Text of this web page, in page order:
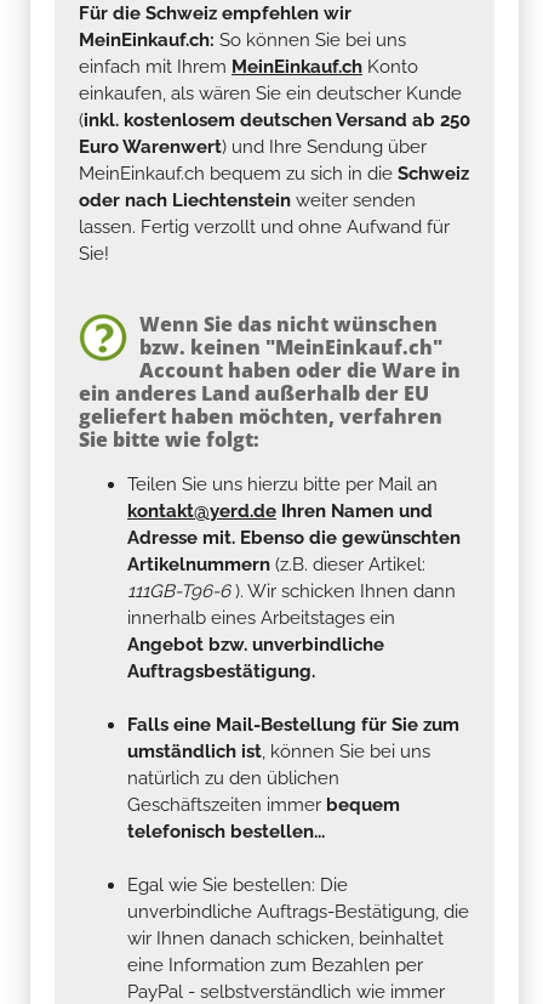
Für die Schweiz empfehlen wir
MeinEinkauf.ch: So können Sie bei uns
einfach mit Ihrem MeinEinkauf.ch Konto
einkaufen, als wären Sie ein deutscher Kunde
(inkl. kostenlosem deutschen Versand ab 250
Euro Warenwert) und Ihre Sendung über
MeinEinkauf.ch bequem zu sich in die Schweiz
oder nach Liechtenstein weiter senden
lassen. Fertig verzollt und ohne Aufwand für
Sie!
Wenn Sie das nicht wünschen
bzw. keinen "MeinEinkauf.ch"
Account haben oder die Ware in
ein anderes Land außerhalb der EU
geliefert haben möchten, verfahren
Sie bitte wie folgt:
Teilen Sie uns hierzu bitte per Mail an
kontakt@yerd.de Ihren Namen und
Adresse mit. Ebenso die gewünschten
Artikelnummern (z.B. dieser Artikel:
111GB-T96-6). Wir schicken Ihnen dann
innerhalb eines Arbeitstages ein
Angebot bzw. unverbindliche
Auftragsbestätigung.
Falls eine Mail-Bestellung für Sie zum
umständlich ist, können Sie bei uns
natürlich zu den üblichen
Geschäftszeiten immer bequem
telefonisch bestellen...
Egal wie Sie bestellen: Die
unverbindliche Auftrags-Bestätigung, die
wir Ihnen danach schicken, beinhaltet
eine Information zum Bezahlen per
PayPal - selbstverständlich wie immer